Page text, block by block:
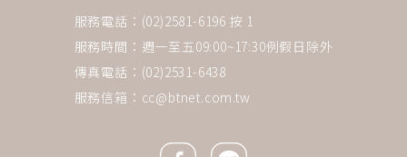
服務電話：(02)2581-6196 按 1
服務時間：週一至五09:00~17:30例假日除外
傳真電話：(02)2531-6438
服務信箱： cc@btnet.com.tw
Facebook icon
Line icon